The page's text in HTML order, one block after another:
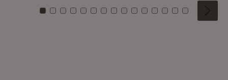
Zu Kachel: 0
Zu Kachel: 1
Zu Kachel: 2
Zu Kachel: 3
Zu Kachel: 4
Zu Kachel: 5
Zu Kachel: 6
Zu Kachel: 7
Zu Kachel: 8
Zu Kachel: 9
Zu Kachel: 10
Zu Kachel: 11
Zu Kachel: 12
Zu Kachel:
Zu